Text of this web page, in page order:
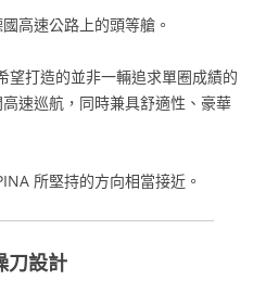
高速公路上的頭等艙。
打造的並非一輛追求單圈成績的
速巡航，同時兼具舒適性、豪華
所堅持的方向相當接近。
設計